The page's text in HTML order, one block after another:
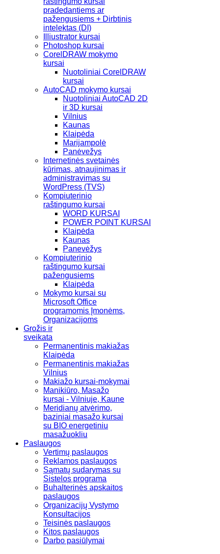
pradedantiems ar
pažengusiems + Dirbtinis
intelektas (DI)
Illiustrator kursai
Photoshop kursai
CorelDRAW mokymo
kursai
Nuotoliniai CorelDRAW
kursai
AutoCAD mokymo kursai
Nuotoliniai AutoCAD 2D
ir 3D kursai
Vilnius
Kaunas
Klaipėda
Marijampolė
Panėvežys
Internetinės svetainės
kūrimas, atnaujinimas ir
administravimas su
WordPress (TVS)
Kompiuterinio
raštingumo kursai
WORD KURSAI
POWER POINT KURSAI
Klaipėda
Kaunas
Panevėžys
Kompiuterinio
raštingumo kursai
pažengusiems
Klaipėda
Mokymo kursai su
Microsoft Office
programomis Įmonėms,
Organizacijoms
Grožis ir
sveikata
Permanentinis makiažas
Klaipėda
Permanentinis makiažas
Vilnius
Makiažo kursai-mokymai
Manikiūro, Masažo
kursai - Vilniuje, Kaune
Meridianų atvėrimo,
baziniai masažo kursai
su BIO energetiniu
masažuokliu
Paslaugos
Vertimų paslaugos
Reklamos paslaugos
Sąmatų sudarymas su
Sistelos programa
Buhalterinės apskaitos
paslaugos
Organizacijų Vystymo
Konsultacijos
Teisinės paslaugos
Kitos paslaugos
Darbo pasiūlymai